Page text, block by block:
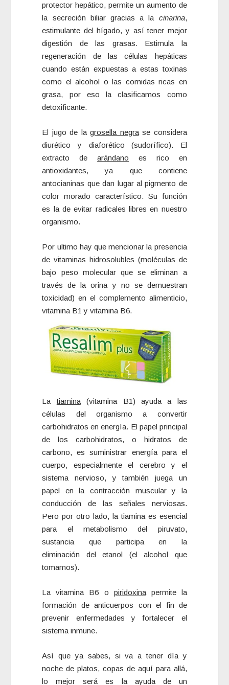
protector hepático, permite un aumento de
la secreción biliar gracias a la cinarina,
estimulante del hígado, y así tener mejor
digestión de las grasas. Estimula la
regeneración de las células hepáticas
cuando están expuestas a estas toxinas
como el alcohol o las comidas ricas en
grasa, por eso la clasificamos como
detoxificante.
El jugo de lagrosella negrase considera
diurético y diaforético (sudorífico). El
extracto dearándano es rico en
antioxidantes, ya que contiene
antocianinas que dan lugar al pigmento de
color morado característico. Su función
es la de evitar radicales libres en nuestro
organismo.
Por ultimo hay que mencionar la presencia
de vitaminas hidrosolubles (moléculas de
bajo peso molecular que se eliminan a
través de la orina y no se demuestran
toxicidad) en el complemento alimenticio,
vitamina B1 y vitamina B6.
Latiamina(vitamina B1) ayuda a las
células del organismo a convertir
carbohidratos en energía. El papel principal
de los carbohidratos, o hidratos de
carbono, es suministrar energía para el
cuerpo, especialmente el cerebro y el
sistema nervioso, y también juega un
papel en la contracción muscular y la
conducción de las señales nerviosas.
Pero por otro lado, la tiamina es esencial
para el metabolismo del piruvato,
sustancia que participa en la
eliminación del etanol (el alcohol que
tomamos).
La vitamina B6 o piridoxinapermite la
formación de anticuerpos con el fin de
prevenir enfermedades y fortalecer el
sistema inmune.
Así que ya sabes, si va a tener día y
noche de platos, copas de aquí para allá,
lo mejor será es la ayuda de un